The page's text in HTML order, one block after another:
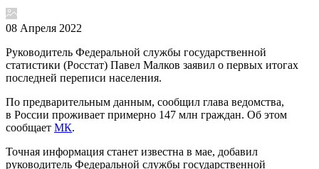
08 Апреля 2022
Руководитель Федеральной службы государственной
статистики (Росстат) Павел Малков заявил о первых итогах
последней переписи населения.
По предварительным данным, сообщил глава ведомства,
в России проживает примерно 147 млн граждан. Об этом
сообщает МК.
Точная информация станет известна в мае, добавил
руководитель Федеральной службы государственной